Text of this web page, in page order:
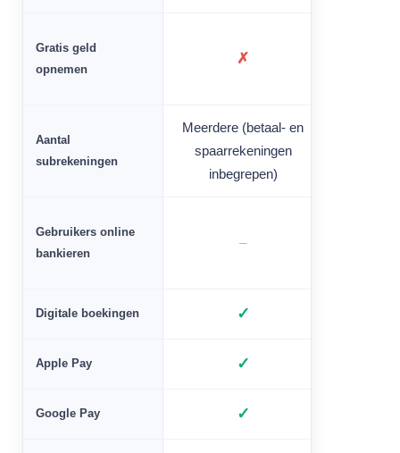
Gratis geld
opnemen
✗
Aantal
subrekeningen
Meerdere (betaal- en
spaarrekeningen
inbegrepen)
Gebruikers online
bankieren
–
Digitale boekingen ✓
Apple Pay ✓
Google Pay ✓